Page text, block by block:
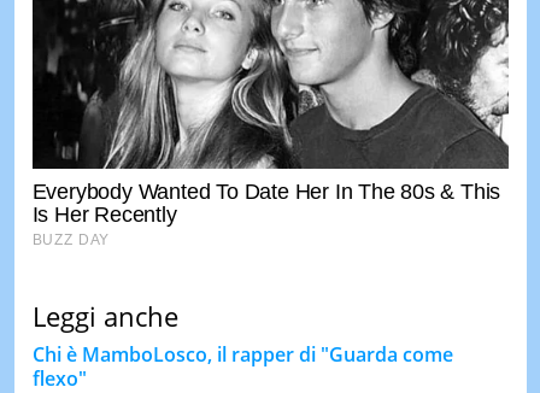
Leggi anche
Chi è MamboLosco, il rapper di "Guarda come
flexo"